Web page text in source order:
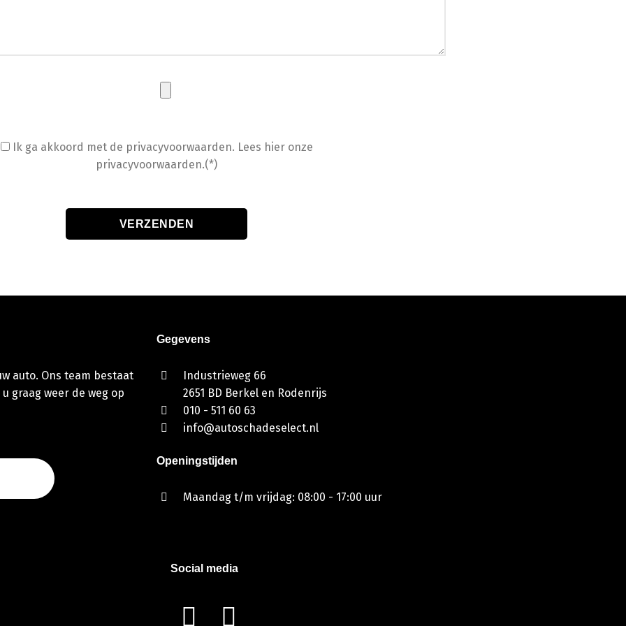
Ik ga akkoord met de privacyvoorwaarden. Lees hier onze
privacyvoorwaarden.(*)
auto. Ons team bestaat
graag weer de weg op
Gegevens
Industrieweg 66
2651 BD Berkel en Rodenrijs
010 - 511 60 63
info@autoschadeselect.nl
Openingstijden
Maandag t/m vrijdag: 08:00 - 17:00 uur
Social media